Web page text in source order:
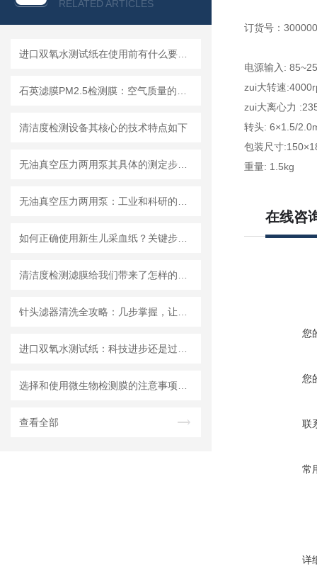
RELATED ARTICLES
清洁度检测设备其核心的技术特点如下
查看全部
订货号：
电源输入:
zui大转速
zui大离心力
转头: 6×1.5/
包装尺寸
重量: 1.5kg
在线咨
您
您
联
常
详